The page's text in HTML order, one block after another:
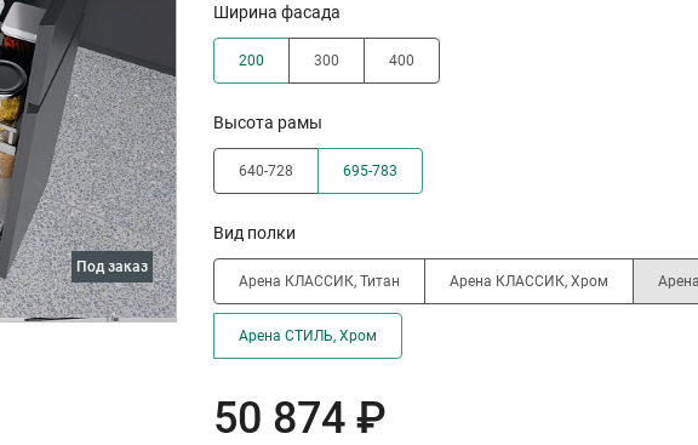
под заказ
Ширина фасада
200 300 400
Высота рамы
640-728 695-783
Вид полки
Арена КЛАССИК, Титан Арена КЛАССИК, Хром
Арена СТИЛЬ, Хром
50 874 ₽